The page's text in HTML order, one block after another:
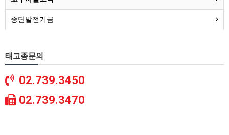
종단발전기금
태고종문의
02.739.3450
02.739.3470